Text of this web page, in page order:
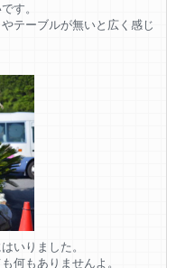
す。
テーブルが無いと広く感じ
いりました。
何もありませんよ。